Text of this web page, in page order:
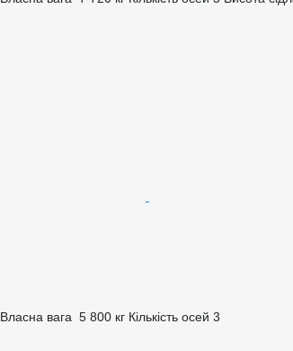
Власна вага 5 800 кг Кількість осей 3